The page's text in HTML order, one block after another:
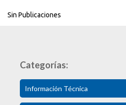
Sin Publicaciones
Categorías:
Información Técnica